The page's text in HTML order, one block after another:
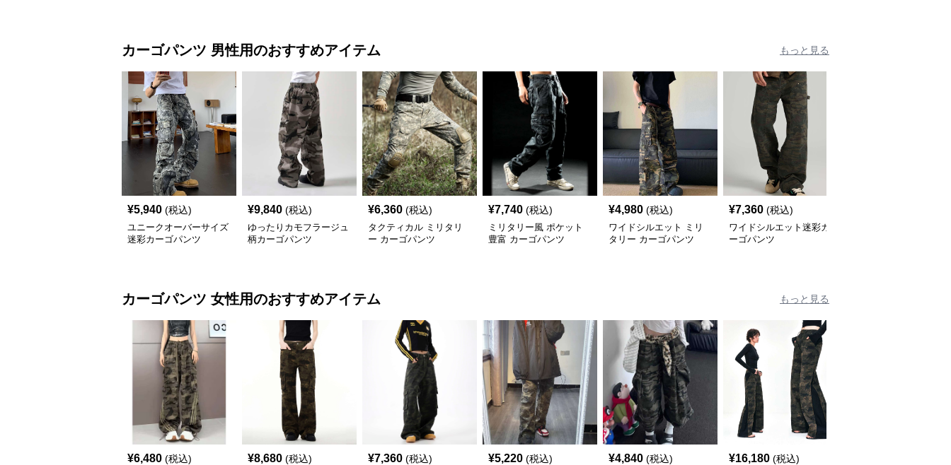
カーゴパンツ 男性用のおすすめアイテム もっと見る
¥5,940 (税込)
ユニークオーバーサイズ
迷彩カーゴパンツ
¥9,840 (税込)
ゆったりカモフラージュ
柄カーゴパンツ
¥6,360 (税込)
タクティカル ミリタリ
ー カーゴパンツ
¥7,740 (税込)
ミリタリー風 ポケット
豊富 カーゴパンツ
¥4,980 (税込)
ワイドシルエット ミリ
タリー カーゴパンツ
¥7,360 (税込)
ワイドシルエット迷彩カ
ーゴパンツ
カーゴパンツ 女性用のおすすめアイテム もっと見る
¥6,480 (税込) ¥8,680 (税込) ¥7,360 (税込) ¥5,220 (税込) ¥4,840 (税込) ¥16,180 (税込)